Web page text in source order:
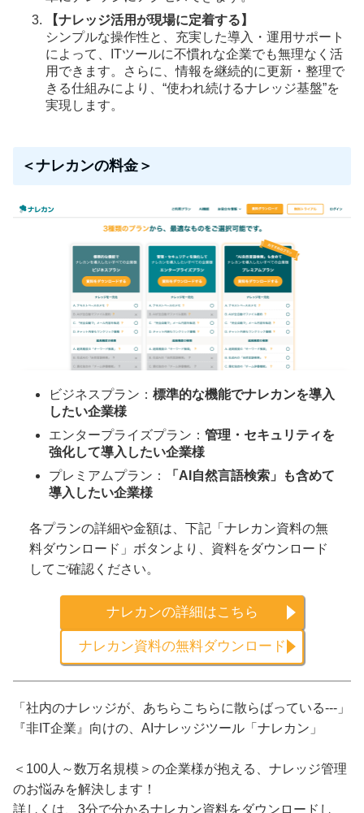
【ナレッジ活用が現場に定着する】
シンプルな操作性と、充実した導入・運用サポート
によって、ITツールに不慣れな企業でも無理なく活
用できます。さらに、情報を継続的に更新・整理で
きる仕組みにより、“使われ続けるナレッジ基盤”を
実現します。
＜ナレカンの料金＞
ビジネスプラン： 標準的な機能でナレカンを導入
したい企業様
エンタープライズプラン： 管理・セキュリティを
強化して導入したい企業様
プレミアムプラン：
「AI自然言語検索」も含めて
導入したい企業様
各プランの詳細や金額は、下記「ナレカン資料の無
料ダウンロード」ボタンより、資料をダウンロード
してご確認ください。
ナレカンの詳細はこちら
ナレカン資料の無料ダウンロード
「社内のナレッジが、あちらこちらに散らばっている---」
『非IT企業』向けの、AIナレッジツール「ナレカン」
＜100人～数万名規模＞の企業様が抱える、ナレッジ管理
のお悩みを解決します！
詳しくは、3分で分かるナレカン資料をダウンロードし